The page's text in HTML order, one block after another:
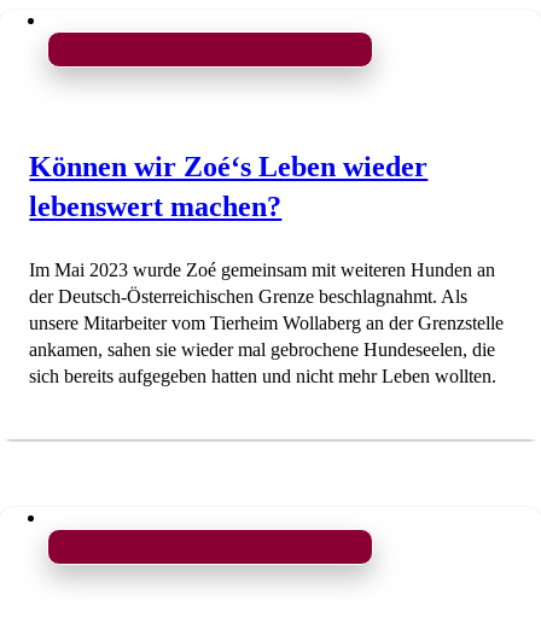
Können wir Zoé‘s Leben wieder
lebenswert machen?
Im Mai 2023 wurde Zoé gemeinsam mit weiteren Hunden an
der Deutsch-Österreichischen Grenze beschlagnahmt. Als
unsere Mitarbeiter vom Tierheim Wollaberg an der Grenzstelle
ankamen, sahen sie wieder mal gebrochene Hundeseelen, die
sich bereits aufgegeben hatten und nicht mehr Leben wollten.